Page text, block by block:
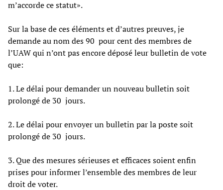
m’accorde ce statut».
Sur la base de ces éléments et d’autres preuves, je
demande au nom des 90 pour cent des membres de
l’UAW qui n’ont pas encore déposé leur bulletin de vote
que:
1. Le délai pour demander un nouveau bulletin soit
prolongé de 30 jours.
2. Le délai pour envoyer un bulletin par la poste soit
prolongé de 30 jours.
3. Que des mesures sérieuses et efficaces soient enfin
prises pour informer l’ensemble des membres de leur
droit de voter.